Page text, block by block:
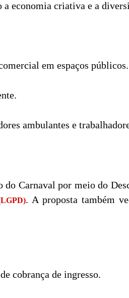
economia criativa e a
em espaços públicos.
ambulantes e
Carnaval por meio do
. A proposta também
cobrança de ingresso.